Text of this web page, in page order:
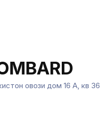
овози дом 16 А, кв 36